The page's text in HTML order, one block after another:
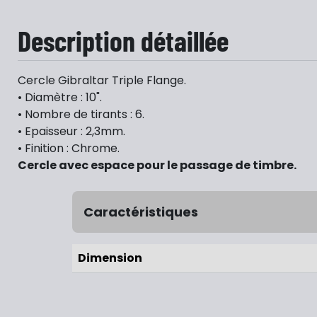
Description détaillée
Cercle Gibraltar Triple Flange.
• Diamètre : 10".
• Nombre de tirants : 6.
• Epaisseur : 2,3mm.
• Finition : Chrome.
Cercle avec espace pour le passage de timbre.
Caractéristiques
Dimension